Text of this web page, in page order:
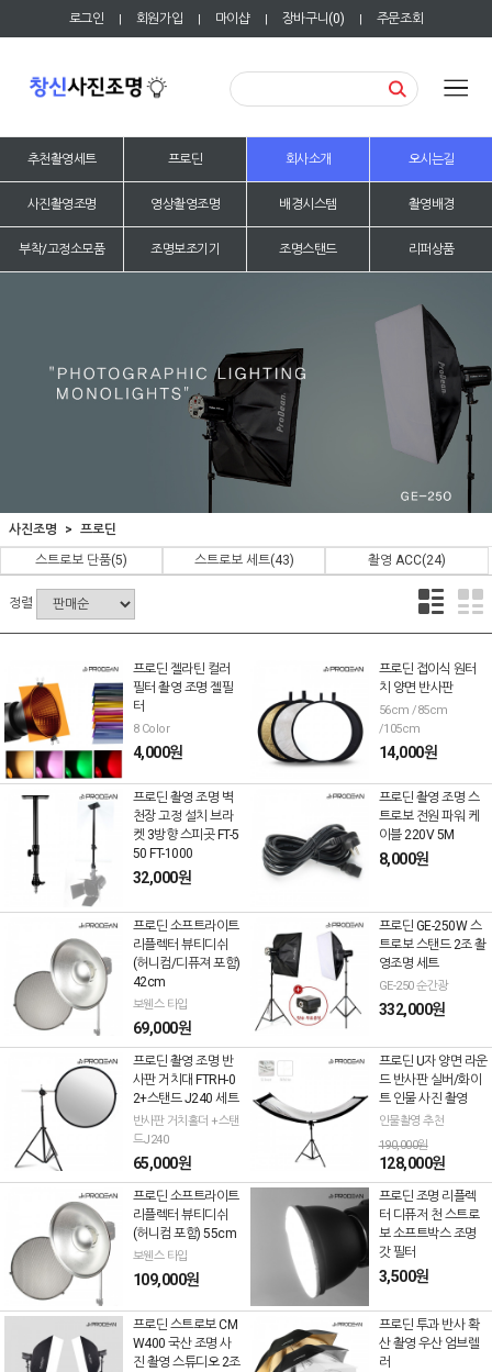
로그인 | 회원가입 | 마이샵 | 장바구니(0) | 주문조회
추천촬영세트 프로딘 회사소개 오시는길
사진촬영조명 영상촬영조명 배경시스템 촬영배경
부착/고정소모품 조명보조기기 조명스탠드 리퍼상품
사진조명
프로딘
스트로보 단품(5) 스트로보 세트(43) 촬영 ACC(24)
정렬
프로딘 젤라틴 컬러
필터 촬영 조명 젤필
터
8 Color
4,000원
프로딘 접이식 원터
치 양면 반사판
56cm /85cm
/105cm
14,000원
프로딘 촬영 조명 벽
천장 고정 설치 브라
켓 3방향 스피곳 FT-5
50 FT-1000
32,000원
프로딘 촬영 조명 스
트로보 전원 파워 케
이블 220V 5M
8,000원
프로딘 소프트라이트
리플렉터 뷰티디쉬
(허니컴/디퓨져 포함)
42cm
보웬스 타입
69,000원
프로딘 GE-250W 스
트로보 스탠드 2조 촬
영조명 세트
GE-250 순간광
332,000원
프로딘 촬영 조명 반
사판 거치대 FTRH-0
2+스탠드 J240 세트
반사판 거치홀더 +스탠
드J240
65,000원
프로딘 U자 양면 라운
드 반사판 실버/화이
트 인물 사진 촬영
인물촬영 추천
190,000원
128,000원
프로딘 소프트라이트
리플렉터 뷰티디쉬
(허니컴 포함) 55cm
보웬스 타입
109,000원
프로딘 조명 리플렉
터 디퓨저 천 스트로
보 소프트박스 조명
갓 필터
3,500원
프로딘 스트로보 CM
W400 국산 조명 사
진 촬영 스튜디오 2조
프로딘 투과 반사 확
산 촬영 우산 엄브렐
러